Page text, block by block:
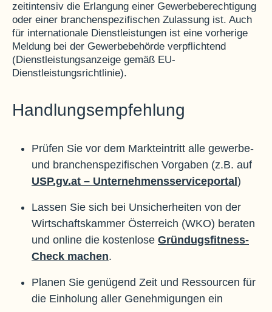
zeitintensiv die Erlangung einer Gewerbeberechtigung
oder einer branchenspezifischen Zulassung ist. Auch
für internationale Dienstleistungen ist eine vorherige
Meldung bei der Gewerbebehörde verpflichtend
(Dienstleistungsanzeige gemäß EU-
Dienstleistungsrichtlinie).
Handlungsempfehlung
Prüfen Sie vor dem Markteintritt alle gewerbe-
und branchenspezifischen Vorgaben (z.B. auf
USP.gv.at – Unternehmensserviceportal )
Lassen Sie sich bei Unsicherheiten von der
Wirtschaftskammer Österreich (WKO) beraten
und online die kostenlose Gründugsfitness-
Check machen.
Planen Sie genügend Zeit und Ressourcen für
die Einholung aller Genehmigungen ein